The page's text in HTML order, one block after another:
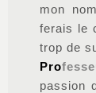
mon
ferais le
trop de
Pro
passion